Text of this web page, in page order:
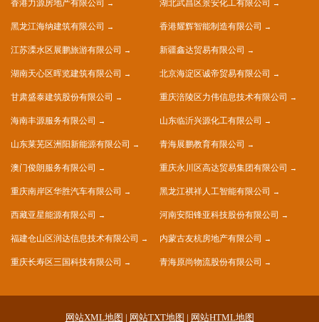
香港力源房地产有限公司 湖北武昌区景安化工有限公司
黑龙江海纳建筑有限公司 香港耀辉智能制造有限公司
江苏溧水区展鹏旅游有限公司 新疆鑫达贸易有限公司
湖南天心区晖览建筑有限公司 北京海淀区诚帝贸易有限公司
甘肃盛泰建筑股份有限公司 重庆涪陵区力伟信息技术有限公司
海南丰源服务有限公司 山东临沂兴源化工有限公司
山东莱芜区洲阳新能源有限公司 青海展鹏教育有限公司
澳门俊朗服务有限公司 重庆永川区高达贸易集团有限公司
重庆南岸区华胜汽车有限公司 黑龙江祺祥人工智能有限公司
西藏亚星能源有限公司 河南安阳锋亚科技股份有限公司
福建仓山区润达信息技术有限公司 内蒙古友杭房地产有限公司
重庆长寿区三国科技有限公司 青海原尚物流股份有限公司
网站XML地图 | 网站TXT地图 | 网站HTML地图